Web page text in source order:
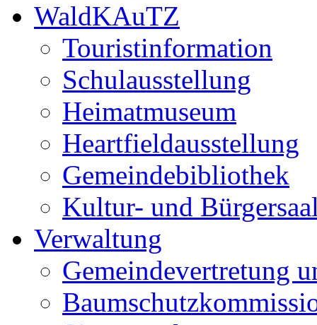
WaldKAuTZ
Touristinformation
Schulausstellung
Heimatmuseum
Heartfieldausstellung
Gemeindebibliothek
Kultur- und
Verwaltung
Gemeindevertretung